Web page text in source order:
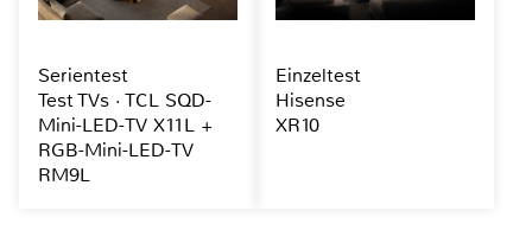
Serientest
Test TVs · TCL SQD-
Mini-LED-TV X11L +
RGB-Mini-LED-TV
RM9L
Einzeltest
Hisense
XR10